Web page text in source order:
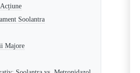
Soolantra
Majore